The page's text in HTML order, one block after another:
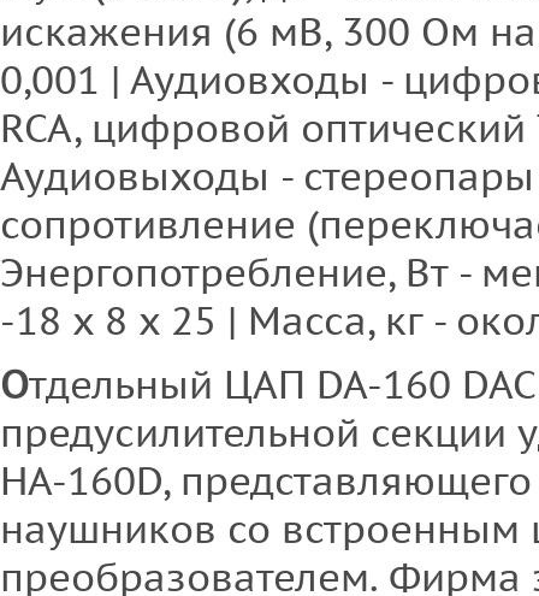
искажения (6 мВ, 300 Ом
0,001 | Аудиовходы -
RCA, цифровой оптический
Аудиовыходы -
сопротивление
Энергопотребление, Вт -
-18 х 8 х 25 | Масса, кг -
Отдельный ЦАП DA-160
предусилительной секции
HA-160D,
наушников со
преобразователем. Фирма